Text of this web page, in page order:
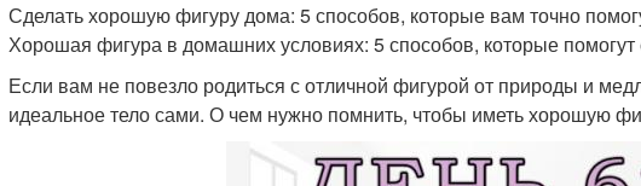
Сделать хорошую фигуру дома: 5 способов, которые вам точно
Хорошая фигура в домашних условиях: 5 способов, которые помогут
Если вам не повезло родиться с отличной фигурой от природы и
идеальное тело сами. О чем нужно помнить, чтобы иметь хорошую